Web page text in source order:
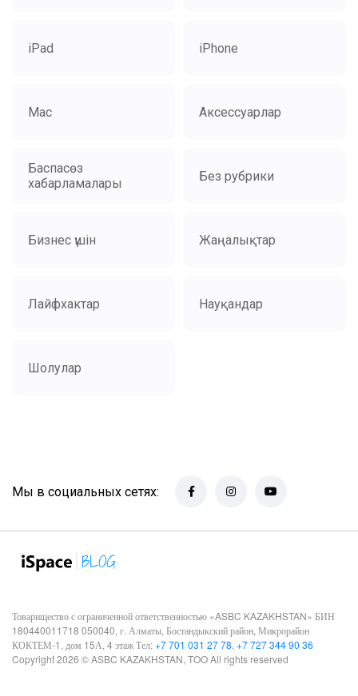
iPad iPhone
Mac Аксессуарлар
Баспасөз
хабарламалары
Без рубрики
Бизнес үшін Жаңалықтар
Лайфхактар Науқандар
Шолулар
Мы в социальных сетях:
Товарищество с ограниченной ответственностью «ASBC KAZAKHSTAN» БИН
180440011718 050040, г. Алматы, Бостандыкский район, Микрорайон
КОКТЕМ-1, дом 15А, 4 этаж Тел:+7 701 031 27 78, +7 727 344 90 36
Copyright 2026 © ASBC KAZAKHSTAN, TOO All rights reserved